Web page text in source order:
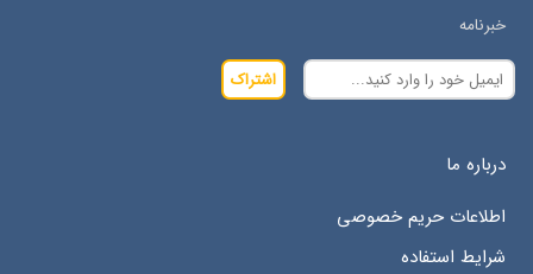
خبرنامه
اشتراک
درباره ما
اطلاعات حریم خصوصی
شرایط استفاده